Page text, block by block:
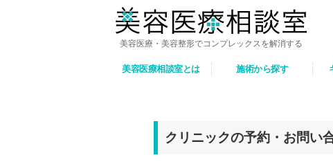
美容医療・美容整形でコンプレックスを解消する
美容医療相談室とは 施術から探す
クリニックの予約・お問い